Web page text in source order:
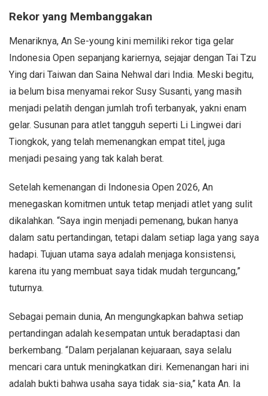
Rekor yang Membanggakan
Menariknya, An Se-young kini memiliki rekor tiga gelar
Indonesia Open sepanjang kariernya, sejajar dengan Tai Tzu
Ying dari Taiwan dan Saina Nehwal dari India. Meski begitu,
ia belum bisa menyamai rekor Susy Susanti, yang masih
menjadi pelatih dengan jumlah trofi terbanyak, yakni enam
gelar. Susunan para atlet tangguh seperti Li Lingwei dari
Tiongkok, yang telah memenangkan empat titel, juga
menjadi pesaing yang tak kalah berat.
Setelah kemenangan di Indonesia Open 2026, An
menegaskan komitmen untuk tetap menjadi atlet yang sulit
dikalahkan. “Saya ingin menjadi pemenang, bukan hanya
dalam satu pertandingan, tetapi dalam setiap laga yang saya
hadapi. Tujuan utama saya adalah menjaga konsistensi,
karena itu yang membuat saya tidak mudah terguncang,”
tuturnya.
Sebagai pemain dunia, An mengungkapkan bahwa setiap
pertandingan adalah kesempatan untuk beradaptasi dan
berkembang. “Dalam perjalanan kejuaraan, saya selalu
mencari cara untuk meningkatkan diri. Kemenangan hari ini
adalah bukti bahwa usaha saya tidak sia-sia,” kata An. Ia